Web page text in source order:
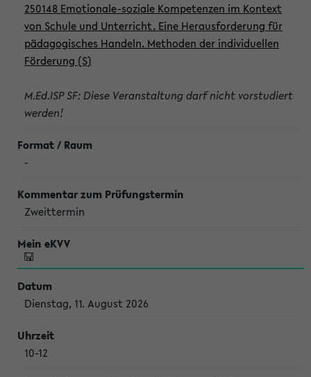
250148 Emotionale-soziale Kompetenzen im Kontext
von Schule und Unterricht. Eine Herausforderung für
pädagogisches Handeln. Methoden der individuellen
Förderung (S)
M.Ed.ISP SF: Diese Veranstaltung darf nicht vorstudiert
werden!
-
Zweittermin
Dienstag, 11. August 2026
10-12